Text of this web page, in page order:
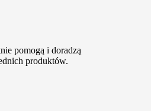
pomogą i doradzą
produktów.